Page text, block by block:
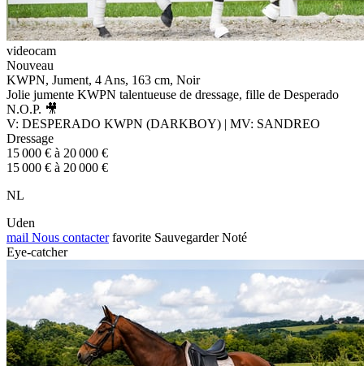
videocam
Nouveau
KWPN, Jument, 4 Ans, 163 cm, Noir
Jolie jumente KWPN talentueuse de dressage, fille de Desperado
N.O.P. 🎥
V: DESPERADO KWPN (DARKBOY) | MV: SANDREO
Dressage
15 000 € à 20 000 €
15 000 € à 20 000 €
NL
Uden
mail Nous contacter favorite Sauvegarder Noté
Eye-catcher